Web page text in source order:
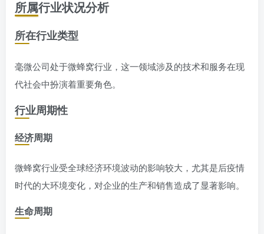
所属行业状况分析
所在行业类型
毫微公司处于微蜂窝行业，这一领域涉及的技术和服务在现
代社会中扮演着重要角色。
行业周期性
经济周期
微蜂窝行业受全球经济环境波动的影响较大，尤其是后疫情
时代的大环境变化，对企业的生产和销售造成了显著影响。
生命周期